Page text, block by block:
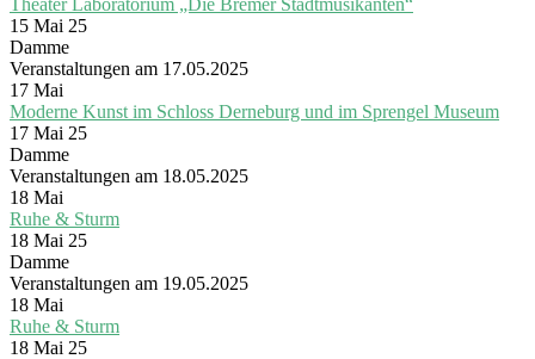
15 Mai 25
Damme
Veranstaltungen am 17.05.2025
17 Mai
Moderne Kunst im Schloss Derneburg und im Sprengel Museum
17 Mai 25
Damme
Veranstaltungen am 18.05.2025
18 Mai
Ruhe & Sturm
18 Mai 25
Damme
Veranstaltungen am 19.05.2025
18 Mai
Ruhe & Sturm
18 Mai 25